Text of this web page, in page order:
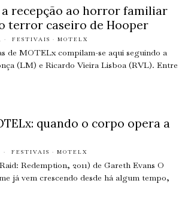
a recepção ao horror familiar
terror caseiro de Hooper
FESTIVAIS · MOTELX
de MOTELx compilam-se aqui seguindo a
(LM) e Ricardo Vieira Lisboa (RVL). Entre
quando o corpo opera a
FESTIVAIS · MOTELX
Redemption, 2011) de Gareth Evans O
já vem crescendo desde há algum tempo,